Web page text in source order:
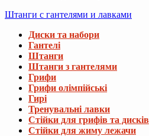
Штанги с гантелями и лавками
Диски та набори
Гантелі
Штанги
Штанги з гантелями
Грифи
Грифи олімпійські
Гирі
Тренувальні лавки
Стійки для грифів та дисків
Стійки для жиму лежачи